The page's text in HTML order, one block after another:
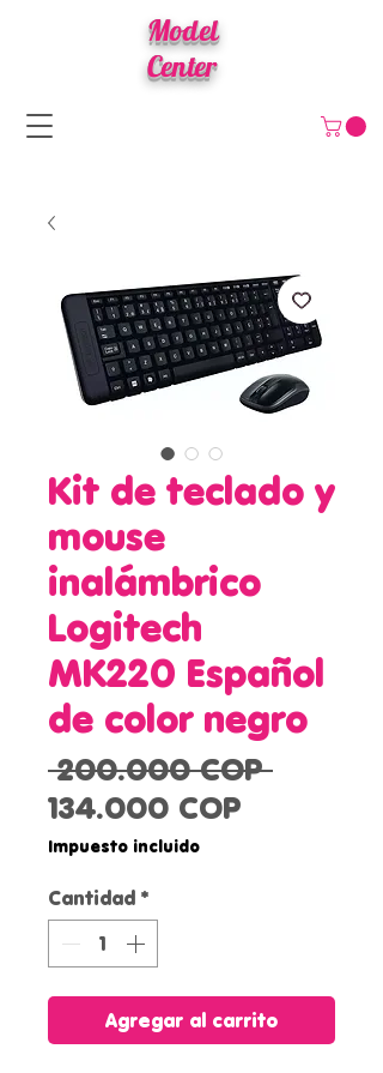
Model
Center
Kit de teclado y
mouse
inalámbrico
Logitech
MK220 Español
de color negro
200.000 COP Precio
134.000 COP
Impuesto incluido
Cantidad *
Agregar al carrito